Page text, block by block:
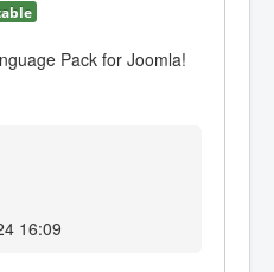
Pack for Joomla!
16:09